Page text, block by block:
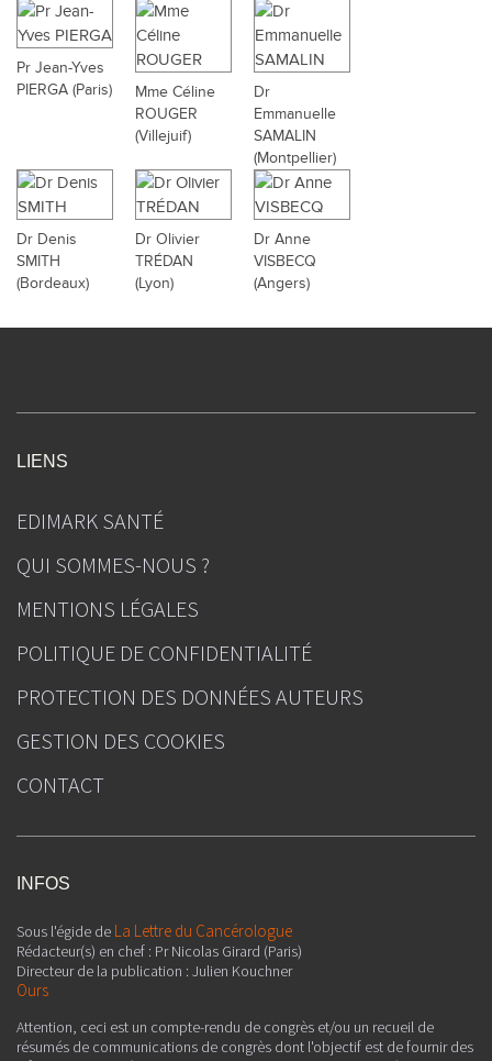
Pr Jean-Yves
PIERGA (Paris)
Mme Céline
ROUGER
(Villejuif)
Dr
Emmanuelle
SAMALIN
(Montpellier)
Dr Denis
SMITH
(Bordeaux)
Dr Olivier
TRÉDAN
(Lyon)
Dr Anne
VISBECQ
(Angers)
INFOS
Sous l'égide de La Lettre du Cancérologue
Rédacteur(s) en chef : Pr Nicolas Girard (Paris)
Directeur de la publication : Julien Kouchner
Ours
Attention, ceci est un compte-rendu de congrès et/ou un recueil de
résumés de communications de congrès dont l'objectif est de fournir des
LIENS
EDIMARK SANTÉ
QUI SOMMES-NOUS ?
MENTIONS LÉGALES
POLITIQUE DE CONFIDENTIALITÉ
PROTECTION DES DONNÉES AUTEURS
GESTION DES COOKIES
CONTACT